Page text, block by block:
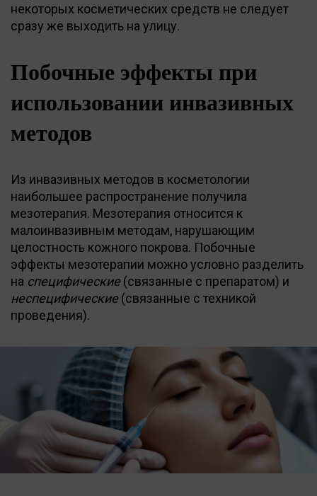
некоторых косметических средств не следует
сразу же выходить на улицу.
Побочные эффекты при
использовании инвазивных
методов
Из инвазивных методов в косметологии
наибольшее распространение получила
мезотерапия. Мезотерапия относится к
малоинвазивным методам, нарушающим
целостность кожного покрова. Побочные
эффекты мезотерапии можно условно разделить
на специфические(связанные с препаратом) и
неспецифические(связанные с техникой
проведения).